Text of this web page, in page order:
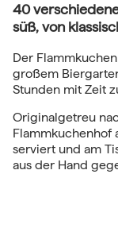
40
süß, von
Der
großem
Stunden mit Zeit
Originalgetreu
Flammkuchenhof
serviert und am
aus der Hand